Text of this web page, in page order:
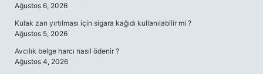
Ağustos 6, 2026
Kulak zarı yırtılması için sigara kağıdı kullanılabilir mi ?
Ağustos 5, 2026
Avcılık belge harcı nasıl ödenir ?
Ağustos 4, 2026